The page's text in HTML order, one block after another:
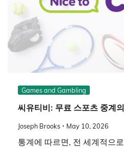
Games and Gambling
씨유티비: 무료 스포츠 중계
Joseph Brooks May 10, 2026
통계에 따르면, 전 세계적으